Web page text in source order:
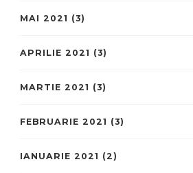
MAI 2021 (3)
APRILIE 2021 (3)
MARTIE 2021 (3)
FEBRUARIE 2021 (3)
IANUARIE 2021 (2)